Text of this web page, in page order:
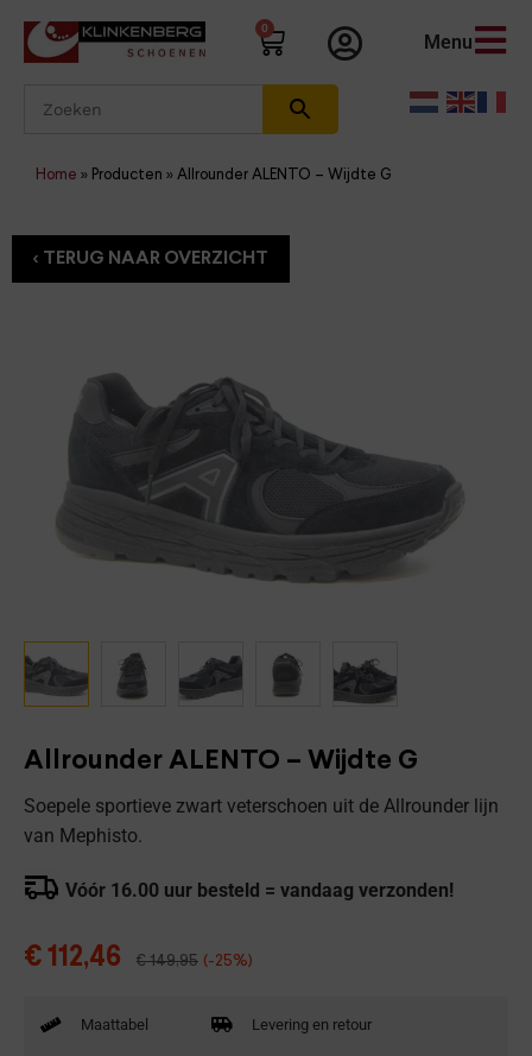
0
Menu
Home » Producten » Allrounder ALENTO – Wijdte G
Allrounder ALENTO – Wijdte G
Soepele sportieve zwart veterschoen uit de Allrounder lijn
van Mephisto.
Vóór 16.00 uur besteld = vandaag verzonden!
€ 112,46 €149,95 (-25%)
Maattabel Levering en retour